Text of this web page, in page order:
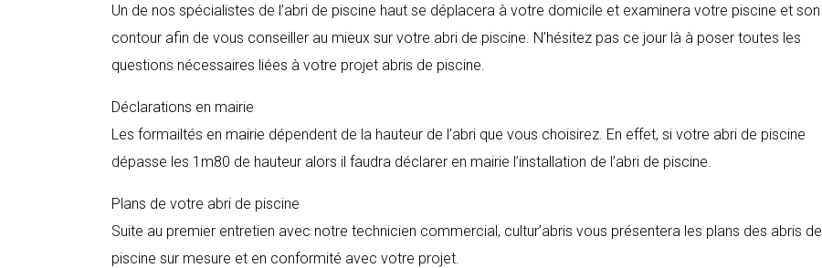
Un de nos spécialistes de l’abri de piscine haut se déplacera à votre domicile et examinera votre piscine et son
contour afin de vous conseiller au mieux sur votre abri de piscine. N’hésitez pas ce jour là à poser toutes les
questions nécessaires liées à votre projet abris de piscine.
Déclarations en mairie
Les formailtés en mairie dépendent de la hauteur de l’abri que vous choisirez. En effet, si votre abri de piscine
dépasse les 1m80 de hauteur alors il faudra déclarer en mairie l’installation de l’abri de piscine.
Plans de votre abri de piscine
Suite au premier entretien avec notre technicien commercial, cultur’abris vous présentera les plans des abris de
piscine sur mesure et en conformité avec votre projet.